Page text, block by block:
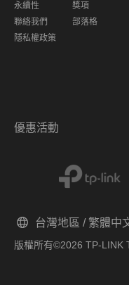
永續性
聯絡我們
隱私權政策
獎項
部落格
優惠活動
版權所有©2026 TP-LINK
台灣地區 / 繁體中